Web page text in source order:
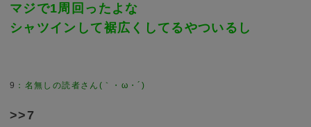
マジで1周回ったよな
シャツインして裾広くしてるやついるし
9
>>7